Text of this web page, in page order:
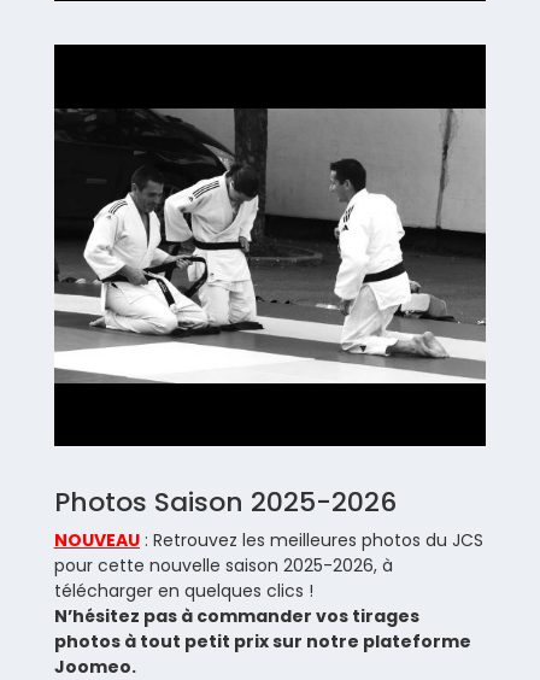
Photos Saison 2025-2026
NOUVEAU: Retrouvez les meilleures photos du JCS
pour cette nouvelle saison 2025-2026, à
télécharger en quelques clics !
N’hésitez pas à commander vos tirages
photos à tout petit prix sur notre plateforme
Joomeo.